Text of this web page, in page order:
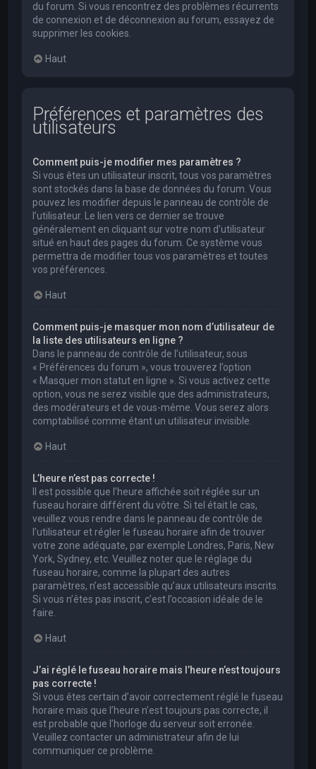
du forum. Si vous rencontrez des problèmes récurrents
de connexion et de déconnexion au forum, essayez de
supprimer les cookies.
Haut
Préférences et paramètres des
utilisateurs
Comment puis-je modifier mes paramètres ?
Si vous êtes un utilisateur inscrit, tous vos paramètres
sont stockés dans la base de données du forum. Vous
pouvez les modifier depuis le panneau de contrôle de
l’utilisateur. Le lien vers ce dernier se trouve
généralement en cliquant sur votre nom d’utilisateur
situé en haut des pages du forum. Ce système vous
permettra de modifier tous vos paramètres et toutes
vos préférences.
Haut
Comment puis-je masquer mon nom d’utilisateur de
la liste des utilisateurs en ligne ?
Dans le panneau de contrôle de l’utilisateur, sous
« Préférences du forum », vous trouverez l’option
« Masquer mon statut en ligne ». Si vous activez cette
option, vous ne serez visible que des administrateurs,
des modérateurs et de vous-même. Vous serez alors
comptabilisé comme étant un utilisateur invisible.
Haut
L’heure n’est pas correcte !
Il est possible que l’heure affichée soit réglée sur un
fuseau horaire différent du vôtre. Si tel était le cas,
veuillez vous rendre dans le panneau de contrôle de
l’utilisateur et régler le fuseau horaire afin de trouver
votre zone adéquate, par exemple Londres, Paris, New
York, Sydney, etc. Veuillez noter que le réglage du
fuseau horaire, comme la plupart des autres
paramètres, n’est accessible qu’aux utilisateurs inscrits.
Si vous n’êtes pas inscrit, c’est l’occasion idéale de le
faire.
Haut
J’ai réglé le fuseau horaire mais l’heure n’est toujours
pas correcte !
Si vous êtes certain d’avoir correctement réglé le fuseau
horaire mais que l’heure n’est toujours pas correcte, il
est probable que l’horloge du serveur soit erronée.
Veuillez contacter un administrateur afin de lui
communiquer ce problème.